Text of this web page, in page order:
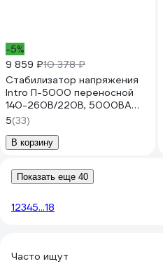
-5%
9 859 ₽10 378 ₽
Стабилизатор напряжения
Intro П-5000 переносной
140-260В/220В, 5000ВА
Б0064656
5(33)
В корзину
Показать еще 40
12345...18
Часто ищут